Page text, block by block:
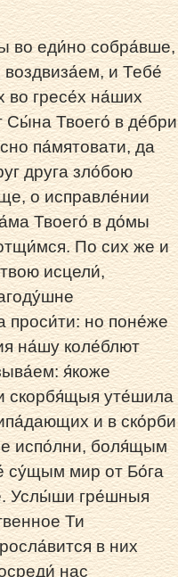
во еди́но собра́вше,
и Тебе́
во гресе́х на́ших
Сы́на Твоего́ в де́бри
па́мятовати, да
друга зло́бою
о исправле́нии
Твоего́ в до́мы
По сих же и
исцели́,
проси́ти: но поне́же
на́шу коле́блют
я́коже
скорбя́щыя уте́шила
и в ско́рби
испо́лни, боля́щым
су́щым мир от Бо́га
Услы́ши гре́шныя
Ти
в них
нас